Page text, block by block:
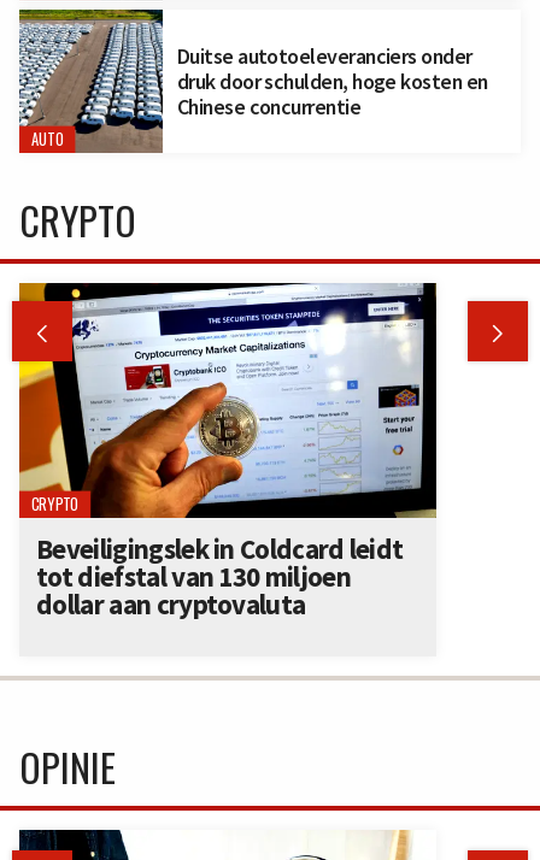
AUTO
Duitse autotoeleveranciers onder
druk door schulden, hoge kosten en
Chinese concurrentie
CRYPTO
 
CRYPTO
Beveiligingslek in Coldcard leidt
tot diefstal van 130 miljoen
dollar aan cryptovaluta
OPINIE